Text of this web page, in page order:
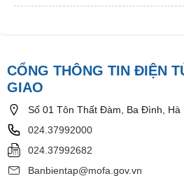
CỔNG THÔNG TIN ĐIỆN
GIAO
Số 01 Tôn Thất Đàm, Ba Đình, Hà
024.37992000
024.37992682
Banbientap@mofa.gov.vn